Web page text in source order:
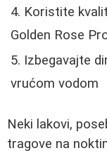
Koristite
Golden Rose
Izbegavajte
vrućom vodom
Neki lakovi,
tragove na